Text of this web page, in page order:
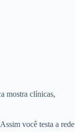
mostra clínicas,
você testa a rede